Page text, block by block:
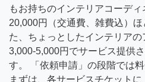
もお持ちのインテリアコーディ
20,000円（交通費、雑費込）
た、ちょっとしたインテリアの
3,000-5,000円でサービス提供
す。 「依頼申請」の段階では
まずは、各サービスチケット